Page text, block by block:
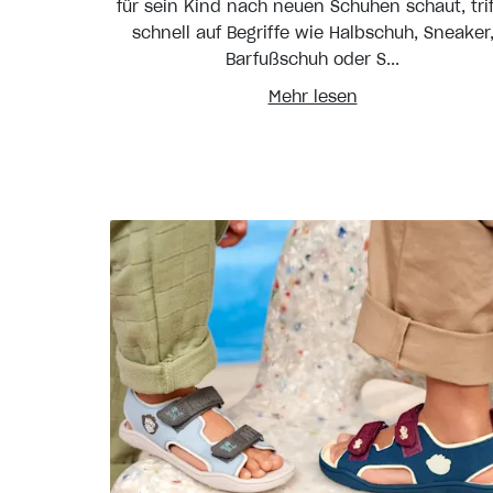
für sein Kind nach neuen Schuhen schaut,
schnell auf Begriffe wie Halbschuh, Sneaker,
Barfußschuh oder S...
Mehr lesen